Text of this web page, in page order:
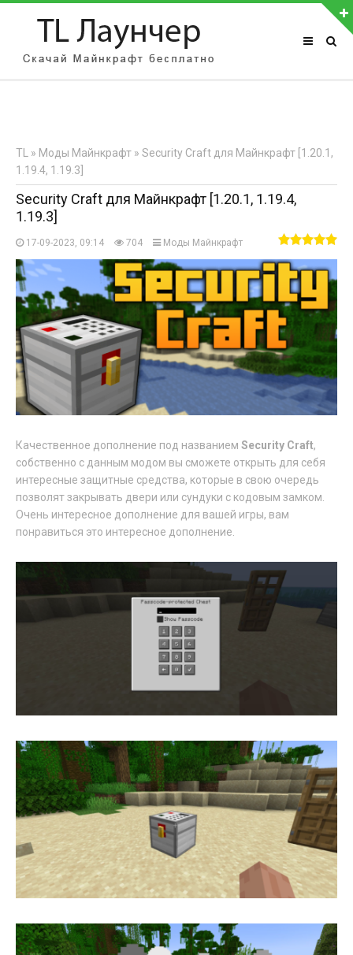
АВТОРИЗАЦИЯ НА САЙТЕ
Регистрация
TL » Моды Майнкрафт » Security Craft для Майнкрафт [1.20.1,
1.19.4, 1.19.3]
Security Craft для Майнкрафт [1.20.1, 1.19.4,
1.19.3]
17-09-2023, 09:14 704 Моды Майнкрафт
Качественное дополнение под названием Security Craft,
собственно с данным модом вы сможете открыть для себя
интересные защитные средства, которые в свою очередь
позволят закрывать двери или сундуки с кодовым замком.
Очень интересное дополнение для вашей игры, вам
понравиться это интересное дополнение.